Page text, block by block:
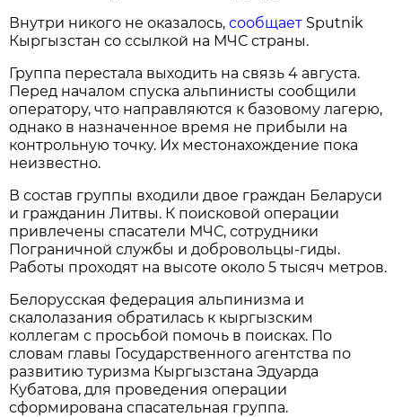
Внутри никого не оказалось,сообщает Sputnik
Кыргызстан со ссылкой на МЧС страны.
Группа перестала выходить на связь 4 августа.
Перед началом спуска альпинисты сообщили
оператору, что направляются к базовому лагерю,
однако в назначенное время не прибыли на
контрольную точку. Их местонахождение пока
неизвестно.
В состав группы входили двое граждан Беларуси
и гражданин Литвы. К поисковой операции
привлечены спасатели МЧС, сотрудники
Пограничной службы и добровольцы-гиды.
Работы проходят на высоте около 5 тысяч метров.
Белорусская федерация альпинизма и
скалолазания обратилась к кыргызским
коллегам с просьбой помочь в поисках. По
словам главы Государственного агентства по
развитию туризма Кыргызстана Эдуарда
Кубатова, для проведения операции
сформирована спасательная группа.